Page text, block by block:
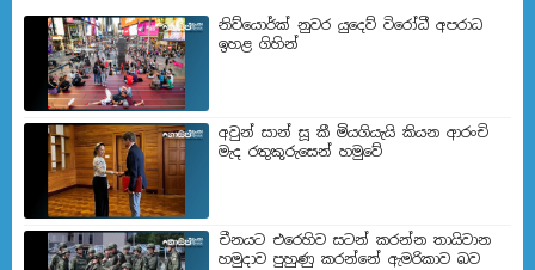
නිව්යොර්ක් නුවර යුදෙව් විරෝධී අපරාධ
ඉහළ ගිහින්
අවුන් සාන් සූ කී මියගියැයි කියන ආරංචි
මැද රතුකුරුසෙන් හමුවේ
චීනයට එරෙහිව සටන් කරන්න තායිවාන
හමුදාව පුහුණු කරන්නේ ඇමරිකාව බව